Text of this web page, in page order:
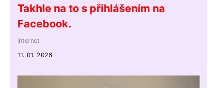
Takhle na to s přihlášením na
Facebook.
internet
11. 01. 2026